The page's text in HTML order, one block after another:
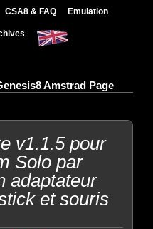
CSA8 & FAQ Emulation
Amstrad Page
v1.1.5 pour
Solo par
adaptateur
et souris